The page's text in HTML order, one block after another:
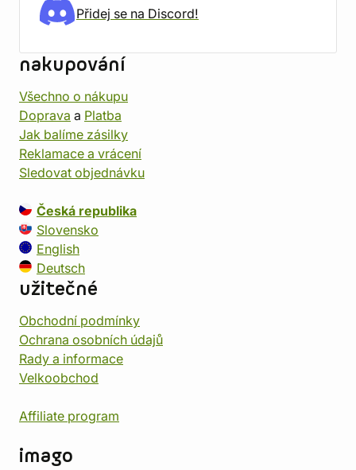
Přidej se na Discord!
nakupování
Všechno o nákupu
Doprava a Platba
Jak balíme zásilky
Reklamace a vrácení
Sledovat objednávku
Česká republika
Slovensko
English
Deutsch
užitečné
Obchodní podmínky
Ochrana osobních údajů
Rady a informace
Velkoobchod
Affiliate program
imago